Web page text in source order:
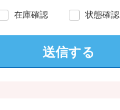
在庫確認 状態確認
送信する